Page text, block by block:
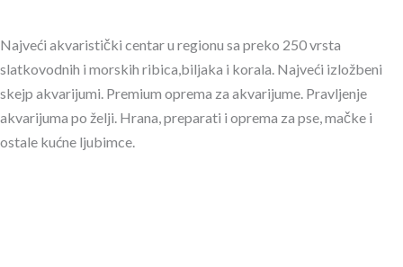
Najveći akvaristički centar u regionu sa preko 250 vrsta
slatkovodnih i morskih ribica,biljaka i korala. Najveći izložbeni
skejp akvarijumi. Premium oprema za akvarijume. Pravljenje
akvarijuma po želji. Hrana, preparati i oprema za pse, mačke i
ostale kućne ljubimce.